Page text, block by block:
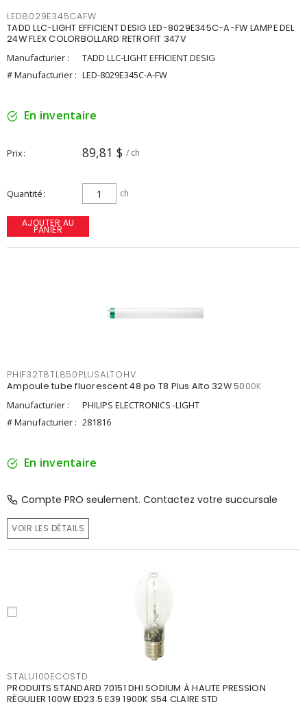
LED8029E345CAFW
TADD LLC-LIGHT EFFICIENT DESIG LED-8029E345C-A-FW LAMPE DEL
24W FLEX COLORBOLLARD RETROFIT 347V
Manufacturier :
TADD LLC-LIGHT EFFICIENT DESIG
# Manufacturier : LED-8029E345C-A-FW
En inventaire
Prix 89,81 $ / ch
Quantité ch
AJOUTER AU
PANIER
PHIF32T8TL850PLUSALTOHV
Ampoule tube fluorescent 48 po T8 Plus Alto 32W 5000K
Manufacturier :
PHILIPS ELECTRONICS -LIGHT
# Manufacturier : 281816
En inventaire
Compte PRO seulement. Contactez votre succursale
VOIR LES DÉTAILS
STALU100ECOSTD
PRODUITS STANDARD 70151 DHI SODIUM À HAUTE PRESSION
RÉGULIER 100W ED23.5 E39 1900K S54 CLAIRE STD